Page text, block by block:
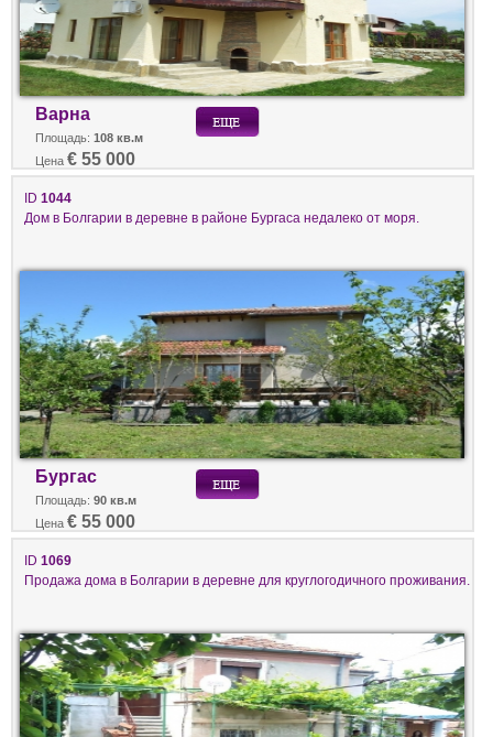
Варна
Площадь: 108 кв.м
Цена € 55 000
ID 1044
Дом в Болгарии в деревне в районе Бургаса недалеко от моря.
Бургас
Площадь: 90 кв.м
Цена € 55 000
ID 1069
Продажа дома в Болгарии в деревне для круглогодичного проживания.